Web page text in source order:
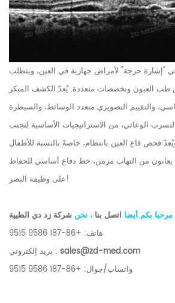
"إشارة حرجة" لأمراض جهازية في العين، ويتطلب
طب العيون وتخصصات متعددة. يُعدّ الكشف المبكر
والتقييم التصويري متعدد الوسائط، والسيطرة
الوعائي، من الاستراتيجيات الأساسية لتجنب
فحص قاع العين بانتظام، خاصةً بالنسبة للأطفال
يعانون من التهاب مزمن، خط دفاع أساسي للحفاظ
على وظيفة البصر!
مرحبا بكم أيضا اتصل بنا ، نحن شركة زد دي الطبية
هاتف: +86-187 9586 9515
بريد إلكتروني : sales@zd-med.com
واتساب/جوال: +86-187 9586 9515